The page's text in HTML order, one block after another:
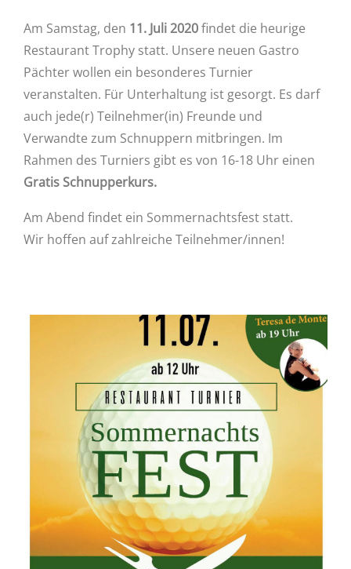
Am Samstag, den 11. Juli 2020findet die heurige
Restaurant Trophy statt. Unsere neuen Gastro
Pächter wollen ein besonderes Turnier
veranstalten. Für Unterhaltung ist gesorgt. Es darf
auch jede(r) Teilnehmer(in) Freunde und
Verwandte zum Schnuppern mitbringen. Im
Rahmen des Turniers gibt es von 16-18 Uhr einen
Gratis Schnupperkurs.
Am Abend findet ein Sommernachtsfest statt.
Wir hoffen auf zahlreiche Teilnehmer/innen!